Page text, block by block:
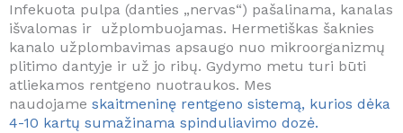
Infekuota pulpa (danties „nervas“) pašalinama, kanalas
išvalomas ir užplombuojamas. Hermetiškas šaknies
kanalo užplombavimas apsaugo nuo mikroorganizmų
plitimo dantyje ir už jo ribų. Gydymo metu turi būti
atliekamos rentgeno nuotraukos. Mes
naudojame skaitmeninę rentgeno sistemą, kurios dėka
4-10 kartų sumažinama spinduliavimo dozė.